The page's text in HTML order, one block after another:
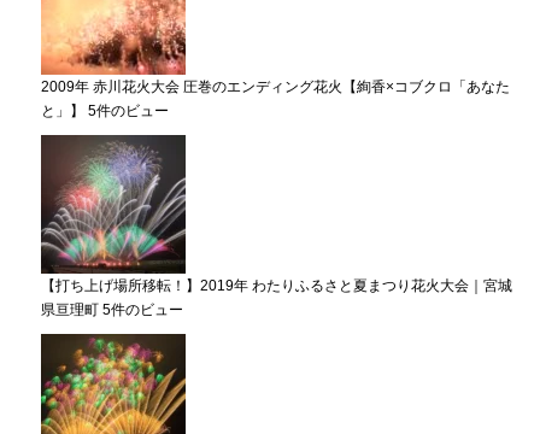
2009年 赤川花火大会 圧巻のエンディング花火【絢香×コブクロ「あなた
と」】
5件のビュー
【打ち上げ場所移転！】2019年 わたりふるさと夏まつり花火大会｜宮城
県亘理町 5件のビュー